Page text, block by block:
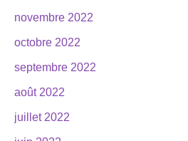
novembre 2022
octobre 2022
septembre 2022
août 2022
juillet 2022